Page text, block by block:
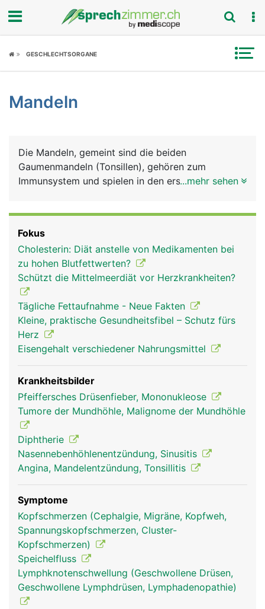
Fokus
Symptome
News
Rubriken
GESCHLECHTSORGANE
Mandeln
Die Mandeln, gemeint sind die beiden
Gaumenmandeln (Tonsillen), gehören zum
Immunsystem und spielen in den ersten
eingebettet in der Rachenschleimhaut. Ausser den
Gaumenmandeln gibt es noch die beiden
Rachenmandeln (Polypen), die im hinteren
Nasenhöhlenbereich liegen. Auch sie unterstützen
die Abwehrkräfte. Bei Kindern sind sie noch
grösser, später schrumpfen sie.
...mehr sehen
Fokus
Cholesterin: Diät anstelle von Medikamenten bei
zu hohen Blutfettwerten?
Schützt die Mittelmeerdiät vor Herzkrankheiten?
Tägliche Fettaufnahme - Neue Fakten
Kleine, praktische Gesundheitsfibel – Schutz fürs
Herz
Eisengehalt verschiedener Nahrungsmittel
Krankheitsbilder
Pfeiffersches Drüsenfieber, Mononukleose
Tumore der Mundhöhle, Malignome der Mundhöhle
Diphtherie
Nasennebenhöhlenentzündung, Sinusitis
Angina, Mandelentzündung, Tonsillitis
Symptome
Kopfschmerzen (Cephalgie, Migräne, Kopfweh,
Spannungskopfschmerzen, Cluster-
Kopfschmerzen)
Speichelfluss
Lymphknotenschwellung (Geschwollene Drüsen,
Geschwollene Lymphdrüsen, Lymphadenopathie)